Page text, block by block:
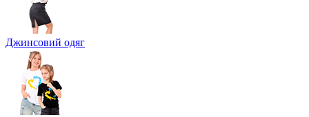
Джинсовий одяг